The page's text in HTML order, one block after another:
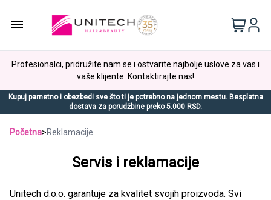
Profesionalci, pridružite nam se i ostvarite najbolje uslove za vas i
vaše klijente. Kontaktirajte nas!
Kupuj pametno i obezbedi sve što ti je potrebno na jednom mestu. Besplatna
dostava za porudžbine preko 5.000 RSD.
Početna>Reklamacije
Servis i reklamacije
Unitech d.o.o. garantuje za kvalitet svojih proizvoda. Svi